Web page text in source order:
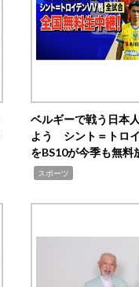
ベルギーで戦う日本
よう シント＝トロ
をBS10が今季も無料
スポーツ